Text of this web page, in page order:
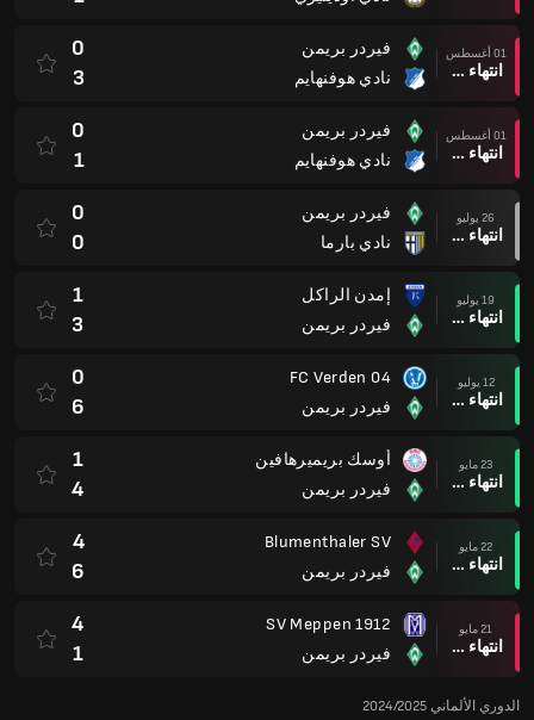
01 أغسطس
انتهاء وقت المباراة
فيردر بريمن
نادي هوفنهايم
0
3
01 أغسطس
انتهاء وقت المباراة
فيردر بريمن
نادي هوفنهايم
0
1
26 يوليو
انتهاء وقت المباراة
فيردر بريمن
نادي بارما
0
0
19 يوليو
انتهاء وقت المباراة
إمدن الراكل
فيردر بريمن
1
3
12 يوليو
انتهاء وقت المباراة
FC Verden 04
فيردر بريمن
0
6
23 مايو
انتهاء وقت المباراة
أوسك بريميرهافين
فيردر بريمن
1
4
22 مايو
انتهاء وقت المباراة
Blumenthaler SV
فيردر بريمن
4
6
21 مايو
انتهاء وقت المباراة
SV Meppen 1912
فيردر بريمن
4
1
الدوري الألماني 2024/2025